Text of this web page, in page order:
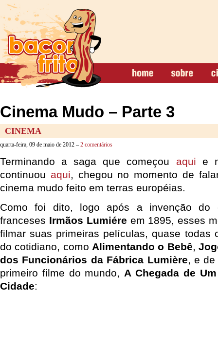
Cinema Mudo – Parte 3
CINEMA
quarta-feira, 09 de maio de 2012 – 2 comentários
Terminando a saga que começou aqui e
continuou aqui, chegou no momento de
cinema mudo feito em terras européias.
Como foi dito, logo após a invenção do
franceses Irmãos Lumiére em 1895, esses
filmar suas primeiras películas, quase todas
do cotidiano, como Alimentando o Bebê,
dos Funcionários da Fábrica Lumière, e
primeiro filme do mundo, A Chegada de
Cidade: